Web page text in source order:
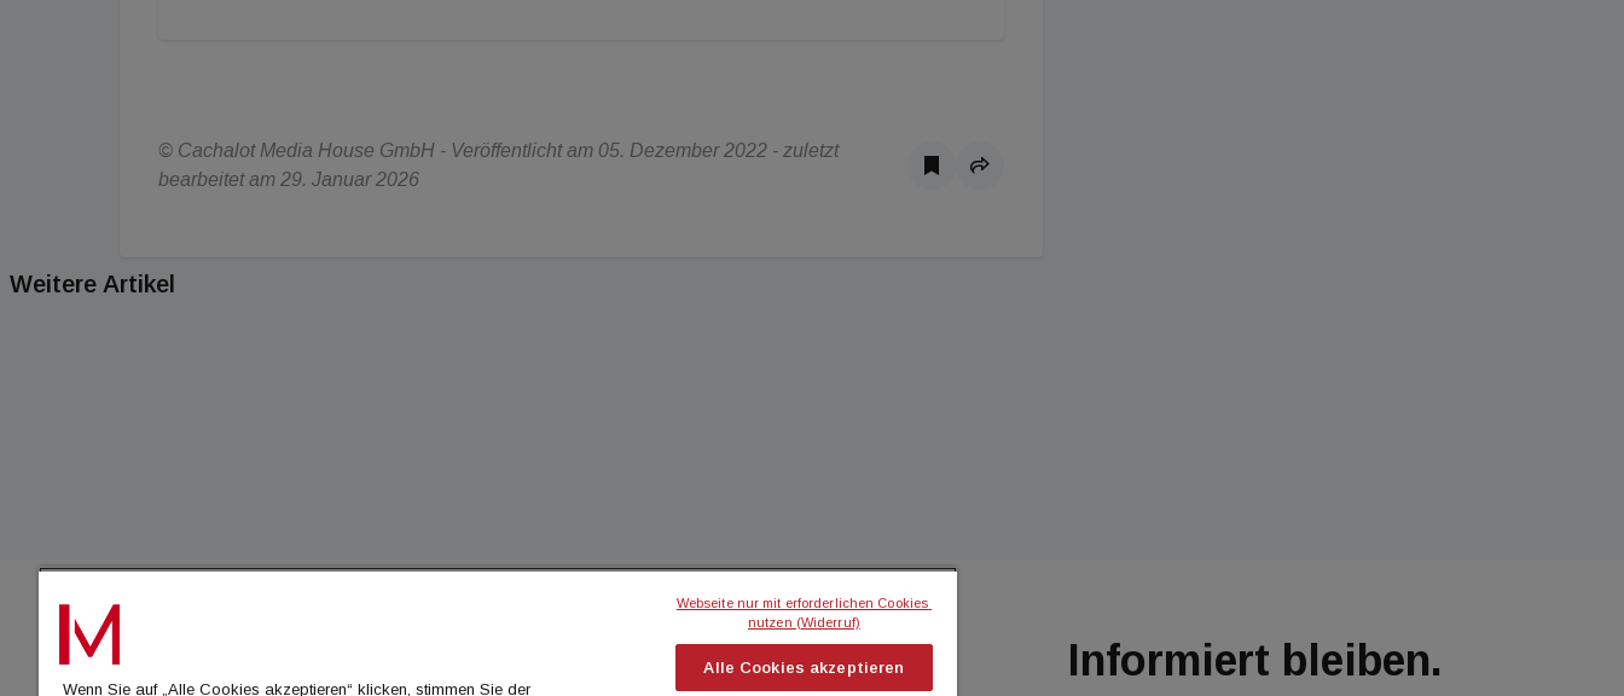
© Cachalot Media House GmbH - Veröffentlicht am 05. Dezember 2022 - zuletzt
bearbeitet am 29. Januar 2026
Weitere Artikel
IMMOBILIEN MAGAZINICH MÖCHTE... Informiert bleiben.
Wenn Sie auf „Alle Cookies akzeptieren“ klicken, stimmen Sie der
Webseite nur mit erforderlichen Cookies
nutzen (Widerruf)
Alle Cookies akzeptieren